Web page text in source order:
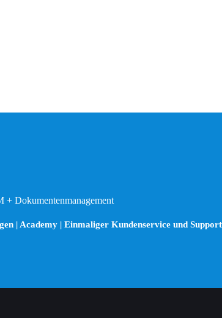
Dokumentenmanagement
| Academy | Einmaliger Kundenservice und Support